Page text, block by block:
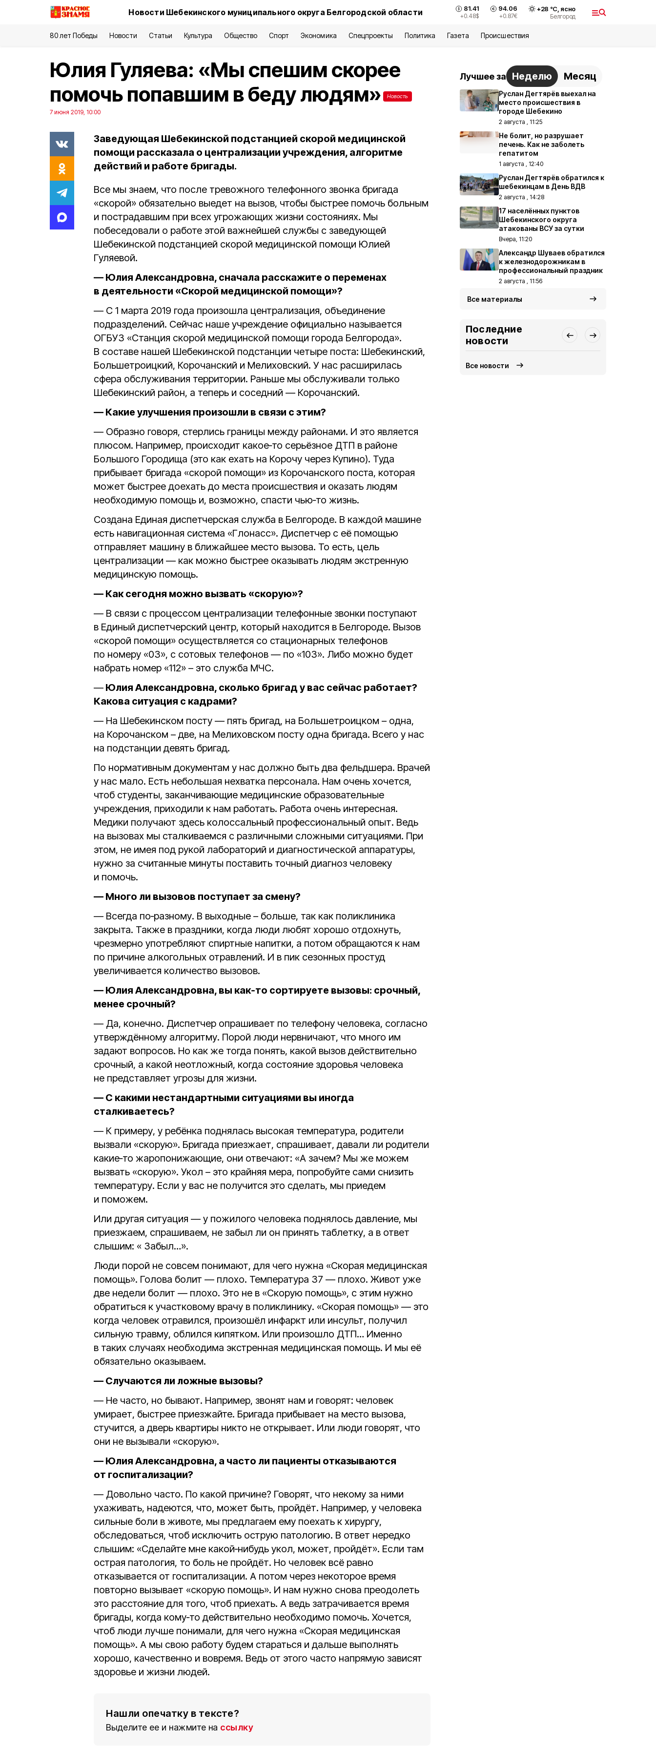
Новости Шебекинского муниципального округа Белгородской области 81.41
+0.48$
94.06
+0.87€
+28 °С, ясно
Белгород
80 лет Победы Новости Статьи Культура Общество Спорт Экономика Спецпроекты Политика Газета Происшествия
Юлия Гуляева: «Мы спешим скорее
помочь попавшим в беду людям»
Новость
7 июня 2019, 10:00
Заведующая Шебекинской подстанцией скорой медицинской
помощи рассказала о централизации учреждения, алгоритме
действий и работе бригады.
Все мы знаем, что после тревожного телефонного звонка бригада
«скорой» обязательно выедет на вызов, чтобы быстрее помочь больным
и пострадавшим при всех угрожающих жизни состояниях. Мы
побеседовали о работе этой важнейшей службы с заведующей
Шебекинской подстанцией скорой медицинской помощи Юлией
Гуляевой.
— Юлия Александровна, сначала расскажите о переменах
в деятельности «Скорой медицинской помощи»?
— С 1 марта 2019 года произошла централизация, объединение
подразделений. Сейчас наше учреждение официально называется
ОГБУЗ «Станция скорой медицинской помощи города Белгорода».
В составе нашей Шебекинской подстанции четыре поста: Шебекинский,
Большетроицкий, Корочанский и Мелиховский. У нас расширилась
сфера обслуживания территории. Раньше мы обслуживали только
Шебекинский район, а теперь и соседний — Корочанский.
— Какие улучшения произошли в связи с этим?
— Образно говоря, стерлись границы между районами. И это является
плюсом. Например, происходит какое‑то серьёзное ДТП в районе
Большого Городища (это как ехать на Корочу через Купино). Туда
прибывает бригада «скорой помощи» из Корочанского поста, которая
может быстрее доехать до места происшествия и оказать людям
необходимую помощь и, возможно, спасти чью‑то жизнь.
Создана Единая диспетчерская служба в Белгороде. В каждой машине
есть навигационная система «Глонасс». Диспетчер с её помощью
отправляет машину в ближайшее место вызова. То есть, цель
централизации — как можно быстрее оказывать людям экстренную
медицинскую помощь.
— Как сегодня можно вызвать «скорую»?
— В связи с процессом централизации телефонные звонки поступают
в Единый диспетчерский центр, который находится в Белгороде. Вызов
«скорой помощи» осуществляется со стационарных телефонов
по номеру «03», с сотовых телефонов — по «103». Либо можно будет
набрать номер «112» – это служба МЧС.
— Юлия Александровна, сколько бригад у вас сейчас работает?
Какова ситуация с кадрами?
— На Шебекинском посту — пять бригад, на Большетроицком – одна,
на Корочанском – две, на Мелиховском посту одна бригада. Всего у нас
на подстанции девять бригад.
По нормативным документам у нас должно быть два фельдшера. Врачей
у нас мало. Есть небольшая нехватка персонала. Нам очень хочется,
чтоб студенты, заканчивающие медицинские образовательные
учреждения, приходили к нам работать. Работа очень интересная.
Медики получают здесь колоссальный профессиональный опыт. Ведь
на вызовах мы сталкиваемся с различными сложными ситуациями. При
этом, не имея под рукой лабораторий и диагностической аппаратуры,
нужно за считанные минуты поставить точный диагноз человеку
и помочь.
— Много ли вызовов поступает за смену?
— Всегда по‑разному. В выходные – больше, так как поликлиника
закрыта. Также в праздники, когда люди любят хорошо отдохнуть,
чрезмерно употребляют спиртные напитки, а потом обращаются к нам
по причине алкогольных отравлений. И в пик сезонных простуд
увеличивается количество вызовов.
— Юлия Александровна, вы как‑то сортируете вызовы: срочный,
менее срочный?
— Да, конечно. Диспетчер опрашивает по телефону человека, согласно
утверждённому алгоритму. Порой люди нервничают, что много им
задают вопросов. Но как же тогда понять, какой вызов действительно
срочный, а какой неотложный, когда состояние здоровья человека
не предcтавляет угрозы для жизни.
— С какими нестандартными ситуациями вы иногда
сталкиваетесь?
— К примеру, у ребёнка поднялась высокая температура, родители
вызвали «скорую». Бригада приезжает, спрашивает, давали ли родители
какие‑то жаропонижающие, они отвечают: «А зачем? Мы же можем
вызвать «скорую». Укол – это крайняя мера, попробуйте сами снизить
температуру. Если у вас не получится это сделать, мы приедем
и поможем.
Или другая ситуация — у пожилого человека поднялось давление, мы
приезжаем, спрашиваем, не забыл ли он принять таблетку, а в ответ
слышим: « Забыл…».
Люди порой не совсем понимают, для чего нужна «Скорая медицинская
помощь». Голова болит — плохо. Температура 37 — плохо. Живот уже
две недели болит — плохо. Это не в «Скорую помощь», с этим нужно
обратиться к участковому врачу в поликлинику. «Скорая помощь» — это
когда человек отравился, произошёл инфаркт или инсульт, получил
сильную травму, облился кипятком. Или произошло ДТП… Именно
в таких случаях необходима экстренная медицинская помощь. И мы её
обязательно оказываем.
— Случаются ли ложные вызовы?
— Не часто, но бывают. Например, звонят нам и говорят: человек
умирает, быстрее приезжайте. Бригада прибывает на место вызова,
стучится, а дверь квартиры никто не открывает. Или люди говорят, что
они не вызывали «скорую».
— Юлия Александровна, а часто ли пациенты отказываются
от госпитализации?
— Довольно часто. По какой причине? Говорят, что некому за ними
ухаживать, надеются, что, может быть, пройдёт. Например, у человека
сильные боли в животе, мы предлагаем ему поехать к хирургу,
обследоваться, чтоб исключить острую патологию. В ответ нередко
слышим: «Сделайте мне какой‑нибудь укол, может, пройдёт». Если там
острая патология, то боль не пройдёт. Но человек всё равно
отказывается от госпитализации. А потом через некоторое время
повторно вызывает «скорую помощь». И нам нужно снова преодолеть
это расстояние для того, чтоб приехать. А ведь затрачивается время
бригады, когда кому‑то действительно необходимо помочь. Хочется,
чтоб люди лучше понимали, для чего нужна «Скорая медицинская
помощь». А мы свою работу будем стараться и дальше выполнять
хорошо, качественно и вовремя. Ведь от этого часто напрямую зависят
здоровье и жизни людей.
Нашли опечатку в тексте?
Выделите ее и нажмите на ссылку
Лучшее за Неделю Месяц
Руслан Дегтярёв выехал на
место происшествия в
городе Шебекино
2 августа , 11:25
Не болит, но разрушает
печень. Как не заболеть
гепатитом
1 августа , 12:40
Руслан Дегтярёв обратился к
шебекинцам в День ВДВ
2 августа , 14:28
17 населённых пунктов
Шебекинского округа
атакованы ВСУ за сутки
Вчера, 11:20
Александр Шуваев обратился
к железнодорожникам в
профессиональный праздник
2 августа , 11:56
Все материалы
Последние
новости
Все новости